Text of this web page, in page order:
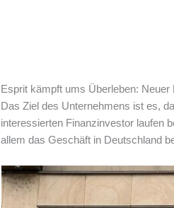
Esprit kämpft ums Überleben:
Das Ziel des Unternehmens ist es,
interessierten Finanzinvestor laufen
allem das Geschäft in Deutschland